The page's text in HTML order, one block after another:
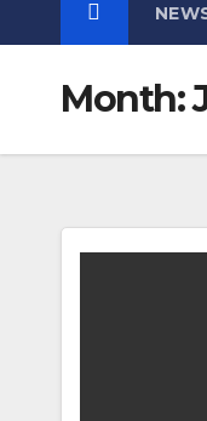
Month: